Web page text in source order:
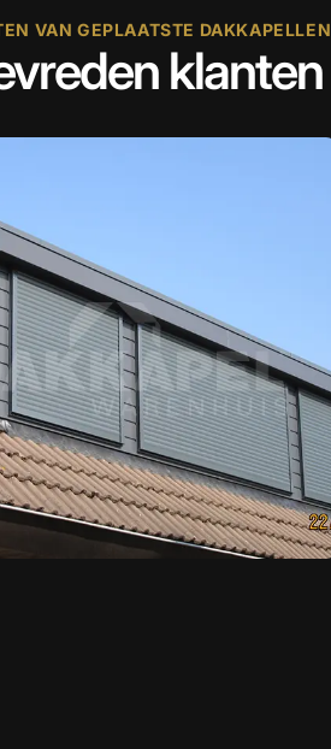
VAN GEPLAATSTE DAKKAPELLEN
klanten